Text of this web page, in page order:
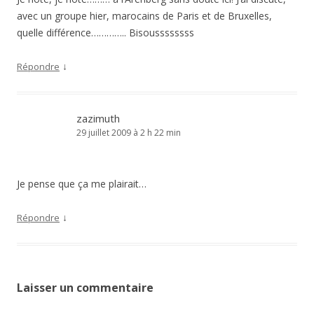
avec un groupe hier, marocains de Paris et de Bruxelles,
quelle différence………….. Bisoussssssss
Répondre ↓
zazimuth
29 juillet 2009 à 2 h 22 min
Je pense que ça me plairait…
Répondre ↓
Laisser un commentaire